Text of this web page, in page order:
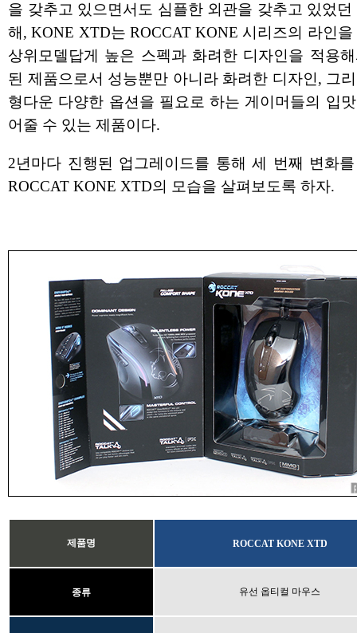
을 갖추고 있으면서도 심플한 외관을 갖추고 있었던
해, KONE XTD는 ROCCAT KONE 시리즈의 라인을
상위모델답게 높은 스펙과 화려한 디자인을 적용
된 제품으로서 성능뿐만 아니라 화려한 디자인, 그
형다운 다양한 옵션을 필요로 하는 게이머들의 입
어줄 수 있는 제품이다.
2년마다 진행된 업그레이드를 통해 세 번째 변화
ROCCAT KONE XTD의 모습을 살펴보도록 하자.
제품명 ROCCAT KONE XTD
종류 유선 옵티컬 마우스